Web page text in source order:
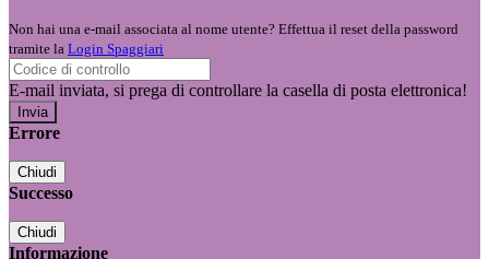
Non hai una e-mail associata al nome utente? Effettua il reset della password
tramite la Login Spaggiari
E-mail inviata, si prega di controllare la casella di posta elettronica!
Errore
Chiudi
Successo
Chiudi
Informazione